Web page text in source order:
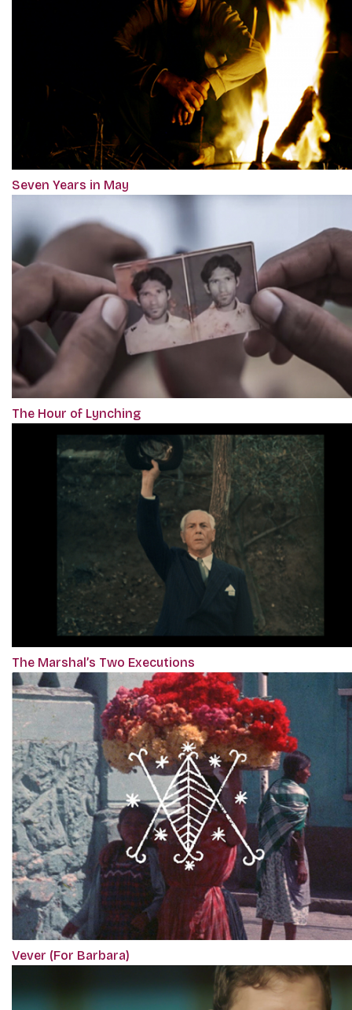
Seven Years in May
The Hour of Lynching
The Marshal’s Two Executions
Vever (For Barbara)